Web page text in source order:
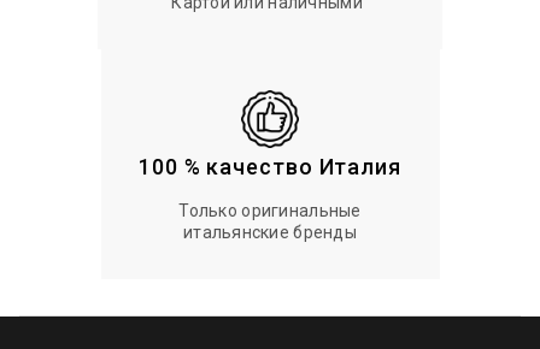
100 % качество Италия
Только оригинальные
итальянские бренды